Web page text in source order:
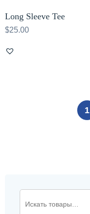
Long Sleeve Tee
$25.00
1